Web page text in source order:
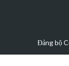
Đảng bộ